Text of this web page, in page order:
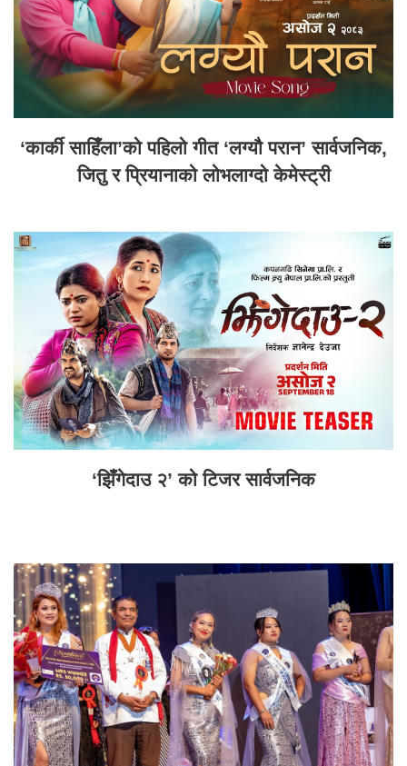
‘कार्की साहिँला’को पहिलो गीत ‘लग्यौ परान’ सार्वजनिक,
जितु र प्रियानाको लोभलाग्दो केमेस्ट्री
‘झिँगेदाउ २’ को टिजर सार्वजनिक